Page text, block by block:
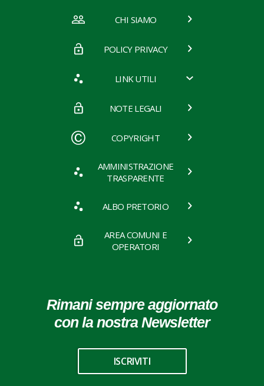
CHI SIAMO
POLICY PRIVACY
LINK UTILI
NOTE LEGALI
COPYRIGHT
AMMINISTRAZIONE
TRASPARENTE
ALBO PRETORIO
AREA COMUNI E
OPERATORI
Rimani sempre aggiornato
con la nostra Newsletter
ISCRIVITI